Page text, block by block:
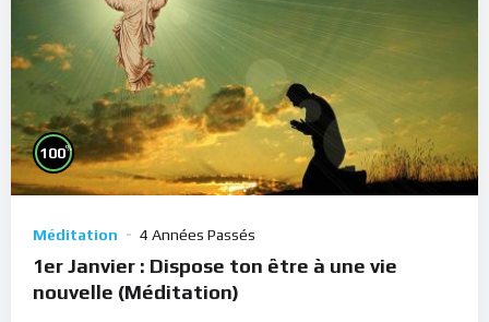
100%
Méditation 4 Années Passés
1er Janvier : Dispose ton être à une vie
nouvelle (Méditation)